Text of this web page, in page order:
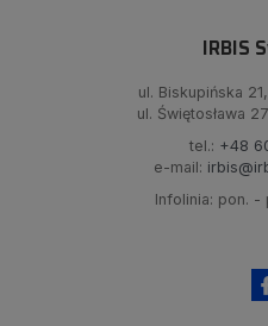
IRBIS
ul. Biskupińska
ul. Świętosława
tel.: +48
e-mail:
Infolinia: pon. -